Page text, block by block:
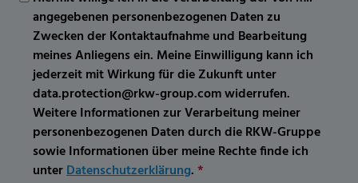
angegebenen personenbezogenen Daten zu
Zwecken der Kontaktaufnahme und Bearbeitung
meines Anliegens ein. Meine Einwilligung kann ich
jederzeit mit Wirkung für die Zukunft unter
data.protection@rkw-group.com widerrufen.
Weitere Informationen zur Verarbeitung meiner
personenbezogenen Daten durch die RKW-Gruppe
sowie Informationen über meine Rechte finde ich
unterDatenschutzerklärung.*